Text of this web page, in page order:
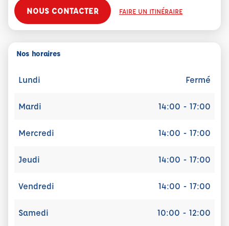
NOUS CONTACTER FAIRE UN ITINÉRAIRE
Nos horaires
Lundi Fermé
Mardi 14:00 - 17:00
Mercredi 14:00 - 17:00
Jeudi 14:00 - 17:00
Vendredi 14:00 - 17:00
Samedi 10:00 - 12:00